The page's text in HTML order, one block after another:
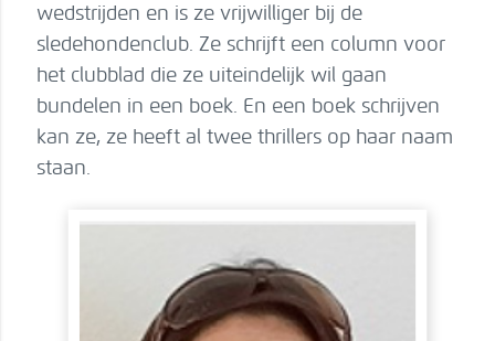
wedstrijden en is ze vrijwilliger bij de
sledehondenclub. Ze schrijft een column voor
het clubblad die ze uiteindelijk wil gaan
bundelen in een boek. En een boek schrijven
kan ze, ze heeft al twee thrillers op haar naam
staan.